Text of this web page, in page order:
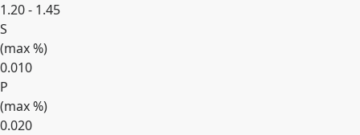
1.20 - 1.45
S
(max%)
0.010
P
(max%)
0.020